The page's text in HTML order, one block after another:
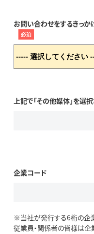
お問い合わせをするきっか
必須
上記で「その他媒体」を選
企業コード
※当社が発行する6桁の企
従業員・関係者の皆様は企